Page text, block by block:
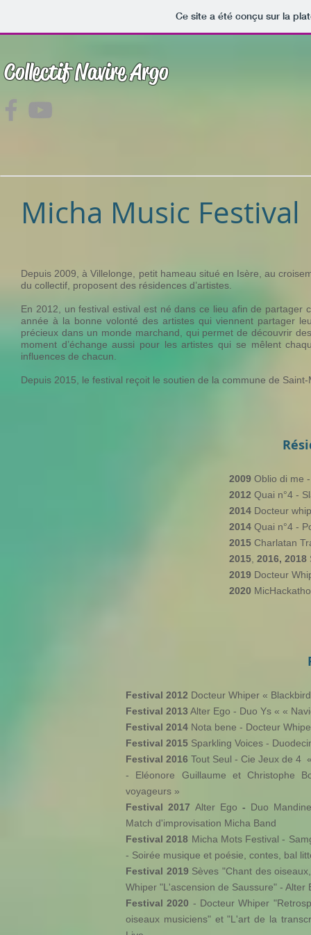
Ce site a été conçu sur la
Collectif Navire Argo
Micha Music Festival
Depuis 2009, à Villelonge, petit hameau situé en Isère, au
du collectif, proposent des résidences d’artistes.
En 2012, un festival estival est né dans ce lieu afin de partager
année à la bonne volonté des artistes qui viennent partager
précieux dans un monde marchand, qui permet de découvrir
moment d’échange aussi pour les artistes qui se mêlent
influences de chacun.
Depuis 2015, le festival reçoit le soutien de la commune de
2009 Oblio di me
2012 Quai n°4 -
2014 Docteur
2014 Quai n°4 -
2015 Charlatan
2015 2016, 2018
2019 Docteur
2020
Festival 2012 Docteur Whiper «
Festival 2013 Alter Ego - Duo Ys « «
Festival 2014 Nota bene - Docteur
Festival 2015 Sparkling Voices -
Festival 2016 Tout Seul - Cie Jeux de 4
- Eléonore Guillaume et Christophe
voyageurs »
Festival 2017 Alter Ego - Duo
Match d'improvisation Micha Band
Festival 2018 Micha Mots Festival -
- Soirée musique et poésie, contes, bal
Festival 2019 Sèves "Chant des
Whiper "L'ascension de Saussure" - Alter
Festival 2020 - Docteur Whiper
oiseaux musiciens" et "L'art de la